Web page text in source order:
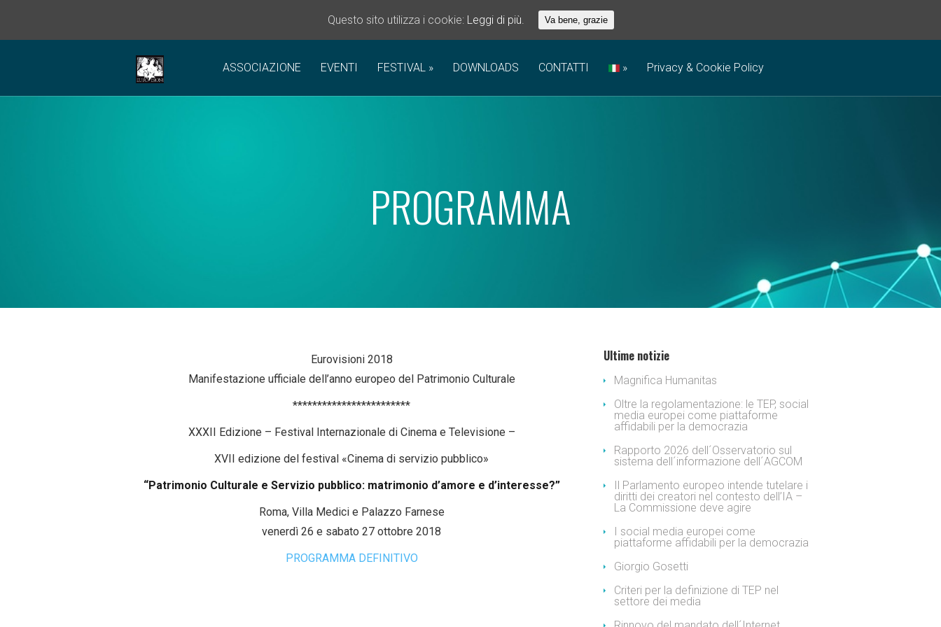
ASSOCIAZIONE EVENTI FESTIVAL DOWNLOADS CONTATTI Privacy & Cookie Policy
PROGRAMMA
Eurovisioni 2018
Manifestazione ufficiale dell’anno europeo del Patrimonio Culturale
************************
XXXII Edizione – Festival Internazionale di Cinema e Televisione –
XVII edizione del festival «Cinema di servizio pubblico»
“Patrimonio Culturale e Servizio pubblico: matrimonio d’amore e d’interesse?”
Roma, Villa Medici e Palazzo Farnese
venerdì 26 e sabato 27 ottobre 2018
PROGRAMMA DEFINITIVO
Ultime notizie
Magnifica Humanitas
Oltre la regolamentazione: le TEP, social
media europei come piattaforme
affidabili per la democrazia
Rapporto 2026 dell´Osservatorio sul
sistema dell´informazione dell´AGCOM
Il Parlamento europeo intende tutelare i
diritti dei creatori nel contesto dell’IA –
La Commissione deve agire
I social media europei come
piattaforme affidabili per la democrazia
Giorgio Gosetti
Criteri per la definizione di TEP nel
settore dei media
Questo sito utilizza i cookie: Leggi di più. Va bene, grazie